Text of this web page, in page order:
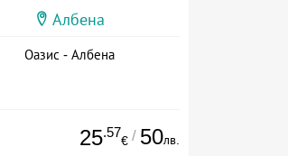
Албена
Оазис - Албена
25.57
€ / 50лв.